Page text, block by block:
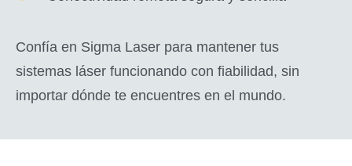
Confía en Sigma Laser para mantener tus
sistemas láser funcionando con fiabilidad, sin
importar dónde te encuentres en el mundo.